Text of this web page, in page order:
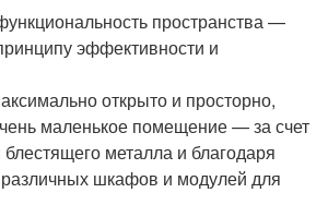
пространства —
эффективности и
открыто и просторно,
маленькое помещение — за счет
металла и благодаря
шкафов и модулей для